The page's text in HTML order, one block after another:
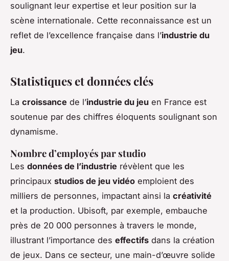
soulignant leur expertise et leur position sur la
scène internationale. Cette reconnaissance est un
reflet de l’excellence française dans l’industrie du
jeu.
Statistiques et données clés
La croissance de l’industrie du jeu en France est
soutenue par des chiffres éloquents soulignant son
dynamisme.
Nombre d’employés par studio
Les données de l’industrie révèlent que les
principaux studios de jeu vidéo emploient des
milliers de personnes, impactant ainsi la créativité
et la production. Ubisoft, par exemple, embauche
près de 20 000 personnes à travers le monde,
illustrant l’importance des effectifs dans la création
de jeux. Dans ce secteur, une main-d’œuvre solide